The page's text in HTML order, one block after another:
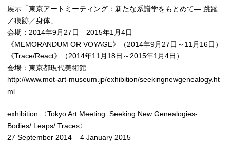
展示「東京アートミーティング：新たな系譜学をもとめて― 跳躍
／痕跡／身体」
会期：2014年9月27日―2015年1月4日
《MEMORANDUM OR VOYAGE》（2014年9月27日～11月16日）
《Trace/React》（2014年11月18日～2015年1月4日）
会場：東京都現代美術館
http://www.mot-art-museum.jp/exhibition/seekingnewgenealogy.ht
ml
exhibition 〈Tokyo Art Meeting: Seeking New Genealogies-
Bodies/ Leaps/ Traces〉
27 September 2014 – 4 January 2015